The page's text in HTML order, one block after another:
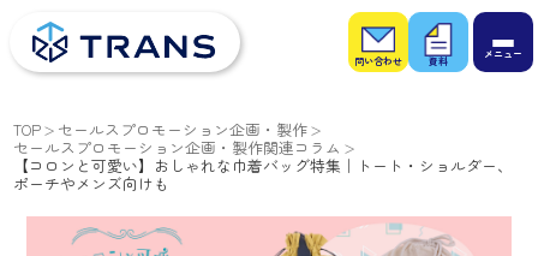
お問
い合
わせ
お役
立ち
資料
TOP セールスプロモーション企画・製作
セールスプロモーション企画・製作関連コラム
【コロンと可愛い】おしゃれな巾着バッグ特集｜トート・ショルダー、
ポーチやメンズ向けも